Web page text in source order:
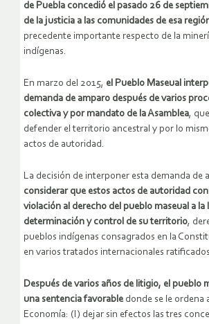
de Puebla concedió el pasado 26 de
de la justicia a las comunidades de esa
precedente importante respecto de la
indígenas.
En marzo del 2015, el Pueblo Maseual
demanda de amparo después de varios
colectiva y por mandato de la Asamblea,
defender el territorio ancestral y por lo
actos de autoridad.
La decisión de interponer esta demanda de
considerar que estos actos de autoridad
violación al derecho del pueblo maseual a la
determinación y control de su territorio,
pueblos indígenas consagrados en la
en varios tratados internacionales
Después de varios años de litigio, el pueblo
una sentencia favorabledonde se le ordena
Economía: (I) dejar sin efectos las tres